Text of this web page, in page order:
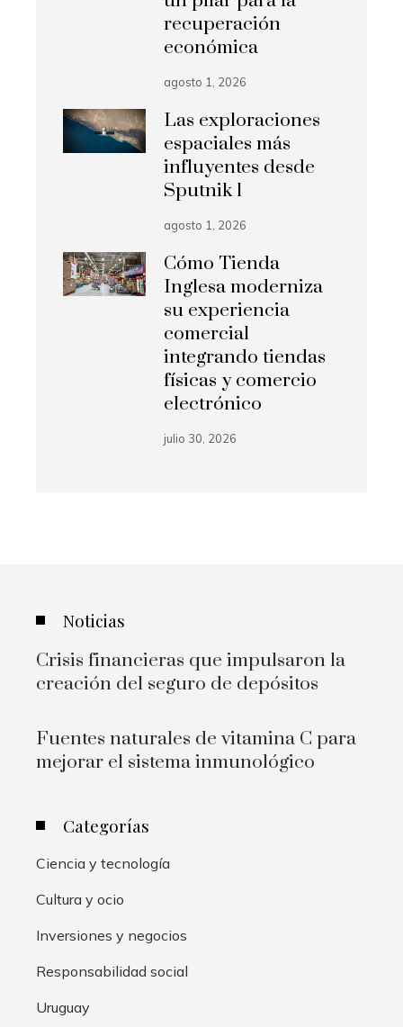
recuperación
económica
agosto 1, 2026
Las exploraciones
espaciales más
influyentes desde
Sputnik 1
agosto 1, 2026
Cómo Tienda
Inglesa moderniza
su experiencia
comercial
integrando tiendas
físicas y comercio
electrónico
julio 30, 2026
Noticias
Crisis financieras que impulsaron la
creación del seguro de depósitos
Fuentes naturales de vitamina C para
mejorar el sistema inmunológico
Categorías
Ciencia y tecnología
Cultura y ocio
Inversiones y negocios
Responsabilidad social
Uruguay